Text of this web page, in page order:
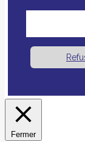
Fermer